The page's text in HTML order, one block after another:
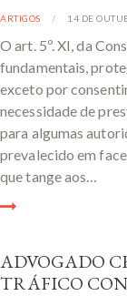
ARTIGOS 14 DE
O art. 5º. XI, da
fundamentais,
exceto por
necessidade de
para algumas
prevalecido em
que tange aos…
ADVOGADO
TRÁFICO